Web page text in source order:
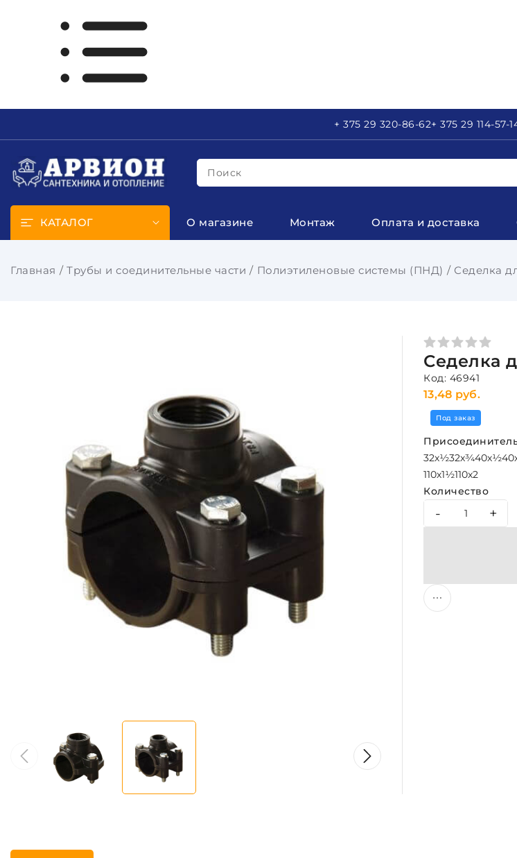
+ 375 29 320-86-62+ 375 29 114-57-
Поиск
КАТАЛОГ О магазине Монтаж Оплата и доставка
Главная Трубы и соединительные части Полиэтиленовые системы (ПНД) Седелка
Седелка
Код: 46941
13,48 руб.
Под заказ
32х½32х¾40х½
110х1½110х2
Количество
- +